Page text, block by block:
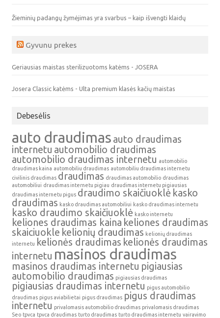
Žieminių padangų žymėjimas yra svarbus – kaip išvengti klaidų
Gyvunu prekes
Geriausias maistas sterilizuotoms katėms - JOSERA
Josera Classic katėms - Ulta premium klasės kačių maistas
Debesėlis
auto draudimas auto draudimas
internetu automobilio draudimas
automobilio draudimas internetu automobilio
draudimas kaina automobiliu draudimas automobiliu draudimas internetu
civilinis draudimas draudimas draudimas automobilio draudimas
automobiliui draudimas internetu pigiau draudimas internetu pigiausias
draudimas internetu pigus draudimo skaičiuoklė kasko
draudimas kasko draudimas automobiliui kasko draudimas internetu
kasko draudimo skaičiuoklė kasko internetu
keliones draudimas kaina keliones draudimas
skaiciuokle kelionių draudimas kelionių draudimas
internetu
kelionės draudimas kelionės draudimas
internetu masinos draudimas
masinos draudimas internetu pigiausias
automobilio draudimas pigiausias draudimas
pigiausias draudimas internetu pigus automobilio
draudimas pigus aviabilietai pigus draudimas pigus draudimas
internetu privalomasis automobilio draudimas privalomasis draudimas
Seo tpvca tpvca draudimas turto draudimas turto draudimas internetu vairavimo